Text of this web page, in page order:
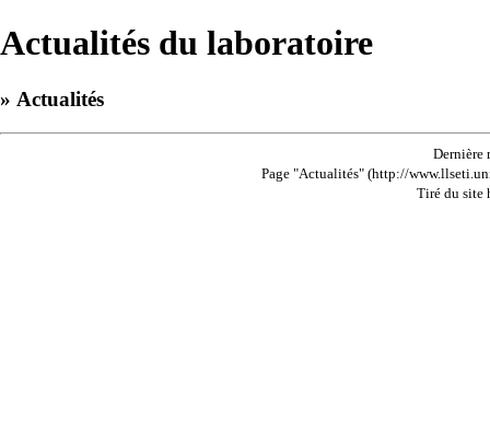
Actualités du laboratoire
» Actualités
Dernière
Page "Actualités" (http://
Tiré du site